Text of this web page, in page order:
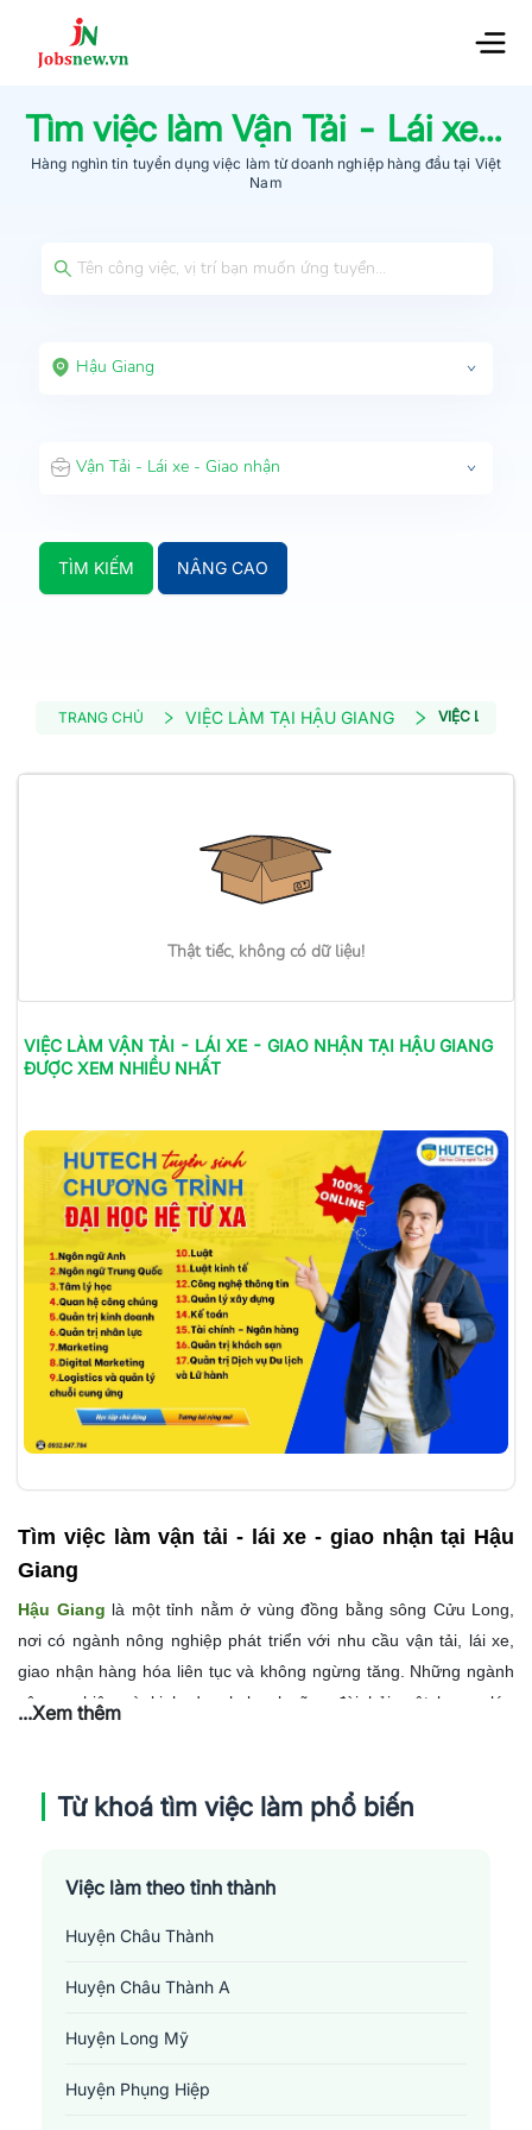
Tìm việc làmVận Tải - Lái xe - Giao nhận
Hàng nghìn tin tuyển dụng việc làm từdoanh nghiệp hàng đầu tại Việt
Nam
Hậu Giang
Vận Tải - Lái xe - Giao nhận
TÌM KIẾM NÂNG CAO
TRANG CHỦ VIỆC LÀM TẠI HẬU GIANG VIỆC LÀM
Thật tiếc, không có dữ liệu!
VIỆC LÀM VẬN TẢI - LÁI XE - GIAO NHẬN TẠI HẬU GIANG
ĐƯỢC XEM NHIỀU NHẤT
Tìm việc làm vận tải - lái xe - giao nhận tại Hậu
Giang
Hậu Giang là một tỉnh nằm ở vùng đồng bằng sông Cửu Long,
nơi có ngành nông nghiệp phát triển với nhu cầu vận tải, lái xe,
giao nhận hàng hóa liên tục và không ngừng tăng. Những ngành
công nghiệp và kinh doanh local cũng đòi hỏi một lượng lớn
và dịch vụ cũng tạo ra nhiều cơ hội việc làm cho những ai có kỹ
năng và kinh nghiệm đối với
vận tải - lái xe - giao nhận
tình hình kinh tế.
...Xem thêm
Từ khoá tìm việc làm phổ biến
Việc làm theo tỉnh thành
Huyện Châu Thành
Huyện Châu Thành A
Huyện Long Mỹ
Huyện Phụng Hiệp